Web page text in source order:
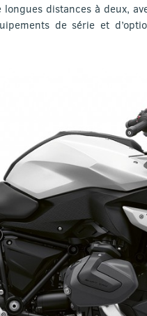
distances à deux,
de série et